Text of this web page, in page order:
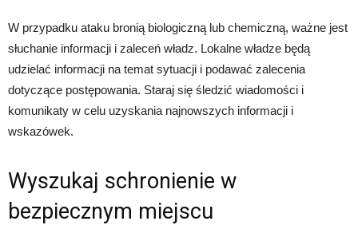
W przypadku ataku bronią biologiczną lub chemiczną, ważne jest
słuchanie informacji i zaleceń władz. Lokalne władze będą
udzielać informacji na temat sytuacji i podawać zalecenia
dotyczące postępowania. Staraj się śledzić wiadomości i
komunikaty w celu uzyskania najnowszych informacji i
wskazówek.
Wyszukaj schronienie w
bezpiecznym miejscu